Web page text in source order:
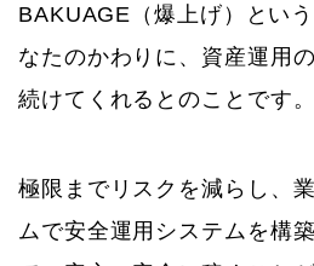
BAKUAGE（爆上げ）とい
なたのかわりに、資産運用
続けてくれるとのことです。
極限までリスクを減らし、
ムで安全運用システムを構